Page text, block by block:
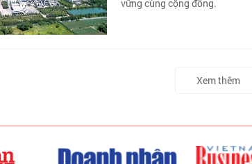
vững cùng cộng đồng.
Xem thêm